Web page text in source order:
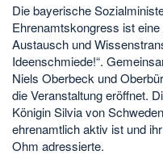
Die bayerische
Ehrenamtskongress ist
Austausch und
Ideenschmiede!“.
Niels Oberbeck und
die Veranstaltung eröffnet.
Königin Silvia von
ehrenamtlich aktiv ist und
Ohm adressierte.